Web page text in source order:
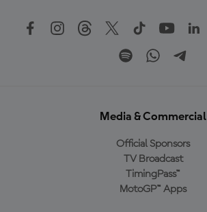
Media & Commercial
Official Sponsors
TV Broadcast
TimingPass™
MotoGP™ Apps